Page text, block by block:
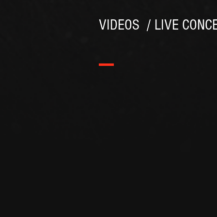
VIDEOS / LIVE